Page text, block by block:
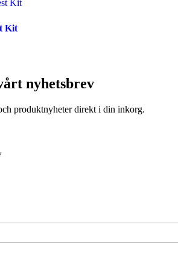
Kit
nyhetsbrev
produktnyheter direkt i din inkorg.